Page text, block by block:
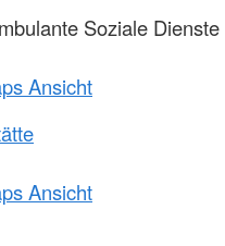
Soziale Dienste
Ansicht
Ansicht